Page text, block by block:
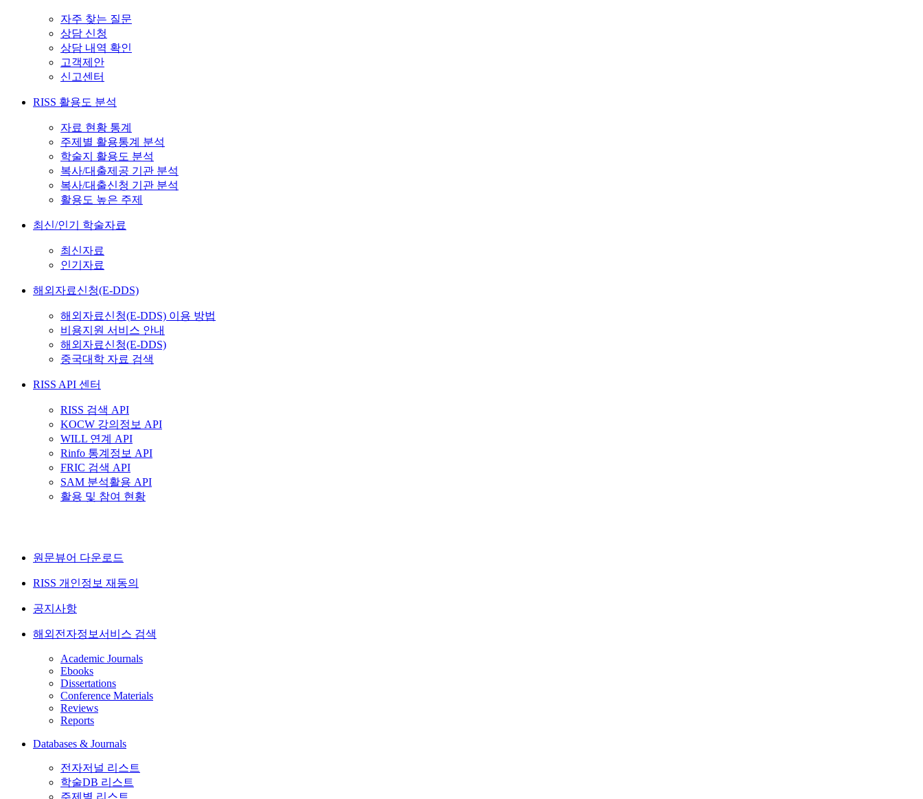
자주 찾는 질문
상담 신청
상담 내역 확인
고객제안
신고센터
RISS 활용도 분석
자료 현황 통계
주제별 활용통계 분석
학술지 활용도 분석
복사/대출제공 기관 분석
복사/대출신청 기관 분석
활용도 높은 주제
최신/인기 학술자료
최신자료
인기자료
해외자료신청(E-DDS)
해외자료신청(E-DDS) 이용 방법
비용지원 서비스 안내
해외자료신청(E-DDS)
중국대학 자료 검색
RISS API 센터
RISS 검색 API
KOCW 강의정보 API
WILL 연계 API
Rinfo 통계정보 API
FRIC 검색 API
SAM 분석활용 API
활용 및 참여 현황
원문뷰어 다운로드
RISS 개인정보 재동의
공지사항
해외전자정보서비스 검색
Academic Journals
Ebooks
Dissertations
Conference Materials
Reviews
Reports
Databases & Journals
전자저널 리스트
학술DB 리스트
주제별 리스트